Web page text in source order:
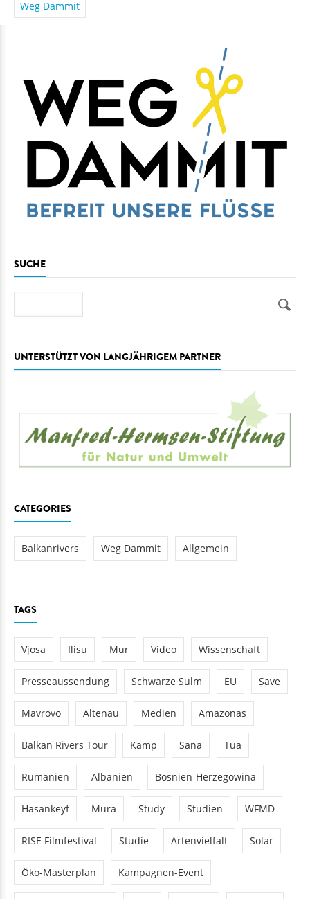
Weg Dammit
SUCHE
UNTERSTÜTZT VON LANGJÄHRIGEM PARTNER
CATEGORIES
Balkanrivers Weg Dammit Allgemein
TAGS
Vjosa Ilisu Mur Video Wissenschaft
Presseaussendung Schwarze Sulm EU Save
Mavrovo Altenau Medien Amazonas
Balkan Rivers Tour Kamp Sana Tua
Rumänien Albanien Bosnien-Herzegowina
Hasankeyf Mura Study Studien WFMD
RISE Filmfestival Studie Artenvielfalt Solar
Öko-Masterplan Kampagnen-Event